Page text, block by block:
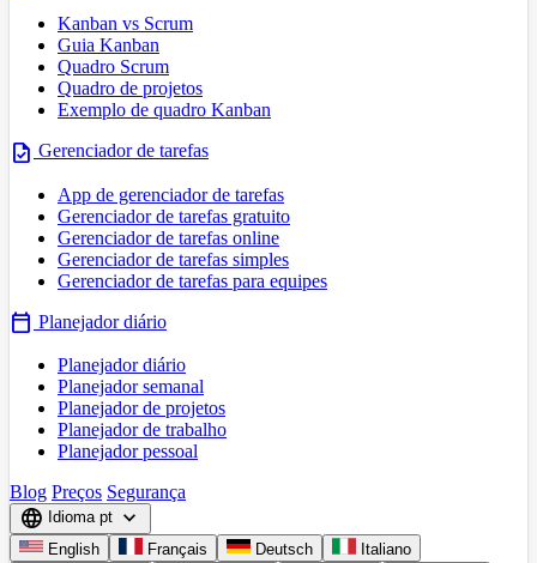
Kanban vs Scrum
Guia Kanban
Quadro Scrum
Quadro de projetos
Exemplo de quadro Kanban
task Gerenciador de tarefas
App de gerenciador de tarefas
Gerenciador de tarefas gratuito
Gerenciador de tarefas online
Gerenciador de tarefas simples
Gerenciador de tarefas para equipes
calendar_today Planejador diário
Planejador diário
Planejador semanal
Planejador de projetos
Planejador de trabalho
Planejador pessoal
Blog Preços Segurança
language Idioma pt expand_more
English Français Deutsch
Italiano